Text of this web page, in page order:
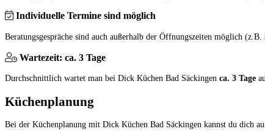
Individuelle Termine sind möglich
Beratungsgespräche sind auch außerhalb der Öffnungszeiten möglich (z.B.
Wartezeit: ca. 3 Tage
Durchschnittlich wartet man bei Dick Küchen Bad Säckingen ca. 3 Tage
Küchenplanung
Bei der Küchenplanung mit Dick Küchen Bad Säckingen kannst du dich